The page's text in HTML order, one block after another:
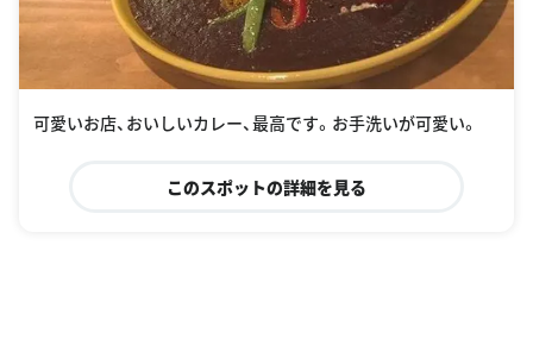
可愛いお店、おいしいカレー、最高です。お手洗いが可愛い。
このスポットの詳細を見る